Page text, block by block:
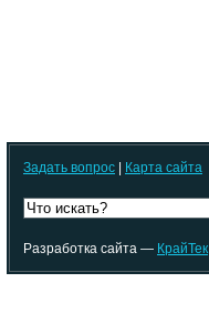
Задать вопрос Карта сайта
Разработка сайта — КрайТек